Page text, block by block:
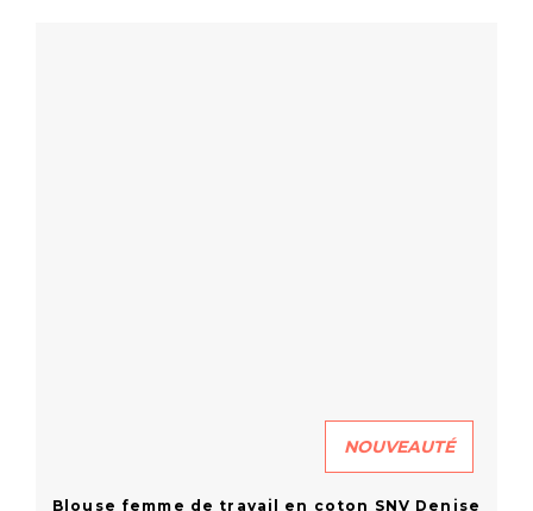
NOUVEAUTÉ
Blouse femme de travail en coton SNV Denise